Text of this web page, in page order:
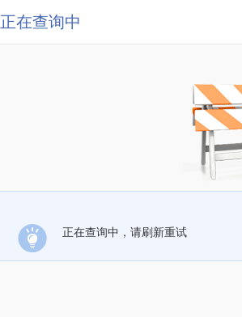
正在查询中
正在查询中，请刷新重试